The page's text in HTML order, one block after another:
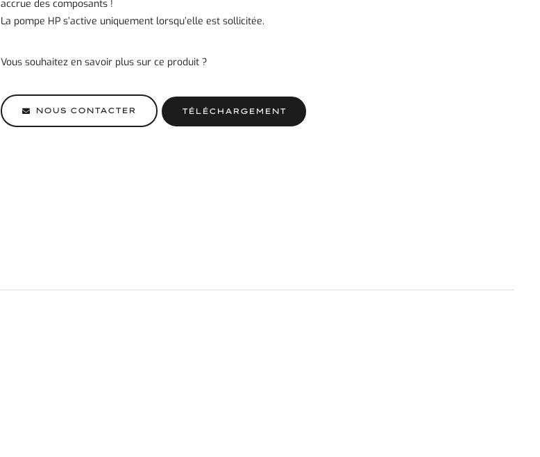
accrue des composants !
La pompe HP s’active uniquement lorsqu’elle est sollicitée.
Vous souhaitez en savoir plus sur ce produit ?
NOUS CONTACTER TÉLÉCHARGEMENT